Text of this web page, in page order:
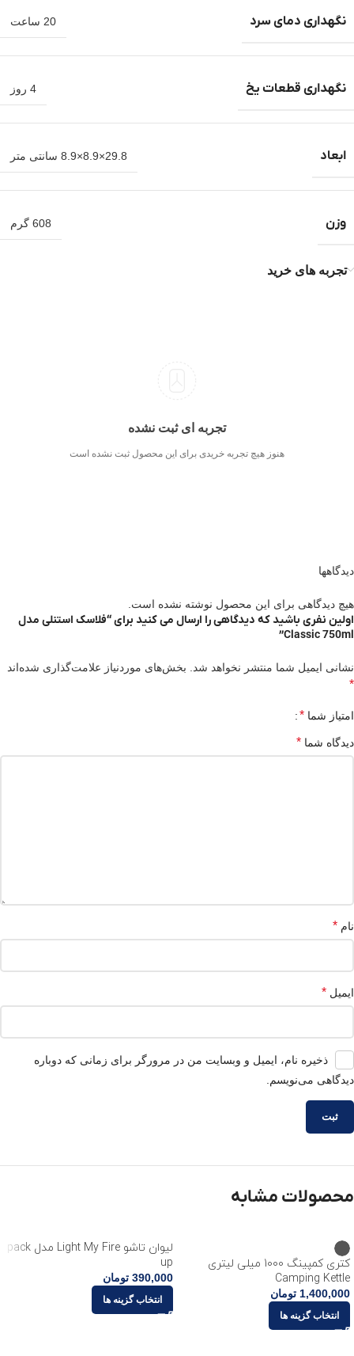
نگهداری دمای سرد 20 ساعت
نگهداری قطعات یخ 4 روز
ابعاد 29.8×8.9×8.9 سانتی متر
وزن 608 گرم
تجربه های خرید
تجربه ای ثبت نشده
هنوز هیچ تجربه خریدی برای این محصول ثبت نشده است
دیدگاهها
هیچ دیدگاهی برای این محصول نوشته نشده است.
اولین نفری باشید که دیدگاهی را ارسال می کنید برای “فلاسک استنلی مدل
Classic 750ml”
نشانی ایمیل شما منتشر نخواهد شد. بخش‌های موردنیاز علامت‌گذاری شده‌اند
*
امتیاز شما *
دیدگاه شما *
نام *
ایمیل *
ذخیره نام، ایمیل و وبسایت من در مرورگر برای زمانی که دوباره
دیدگاهی می‌نویسم.
محصولات مشابه
کتری کمپینگ 1000 میلی لیتری
Camping Kettle
1,400,000 تومان
انتخاب گزینه ها
لیوان تاشو Light My Fire مدل pack
up
390,000 تومان
انتخاب گزینه ها